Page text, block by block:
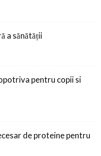
a sănătății
pentru copii si
de proteine pentru